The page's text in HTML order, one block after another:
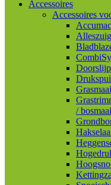
Accessoires
Accessoires
/